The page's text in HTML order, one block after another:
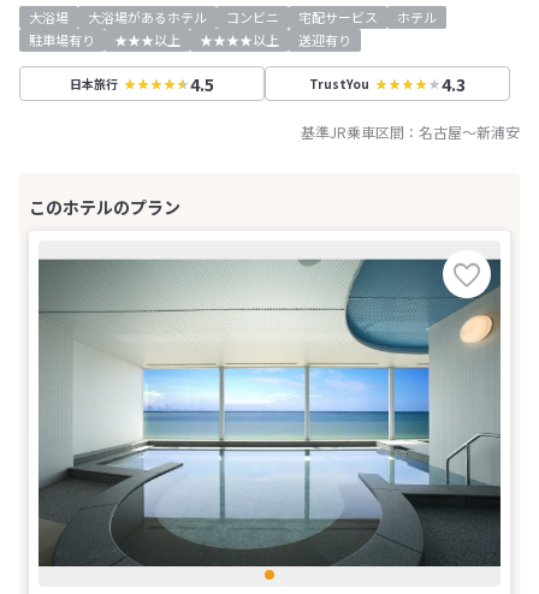
大浴場 大浴場があるホテル コンビニ 宅配サービス
ホテル
駐車場有り
★★★以上 ★★★★以上 送迎有り
日本旅行 4.5 TrustYou 4.3
基準JR乗車区間： 名古屋～新浦安